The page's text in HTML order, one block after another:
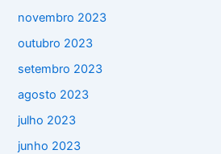
novembro 2023
outubro 2023
setembro 2023
agosto 2023
julho 2023
junho 2023